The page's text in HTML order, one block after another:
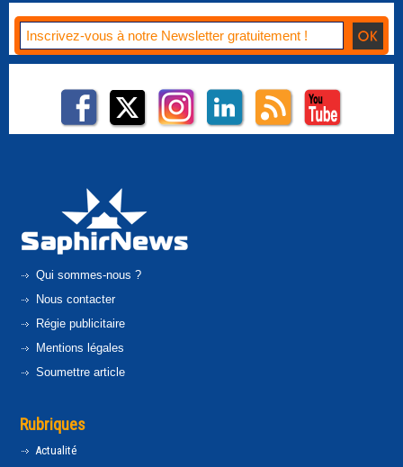
Qui sommes-nous ?
Nous contacter
Régie publicitaire
Mentions légales
Soumettre article
Rubriques
Actualité